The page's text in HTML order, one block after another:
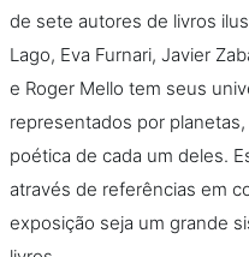
de sete autores de livros
Lago, Eva Furnari, Javier
e Roger Mello tem seus
representados por
poética de cada um deles.
através de referências em
exposição seja um grande